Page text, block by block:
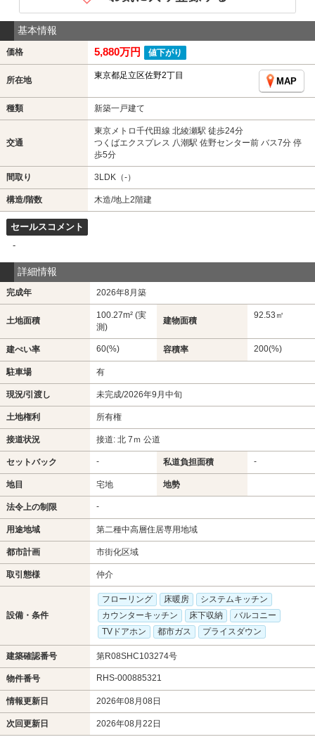
基本情報
価格 5,880万円 値下がり
所在地 東京都足立区佐野2丁目
MAP
種類 新築一戸建て
交通
東京メトロ千代田線 北綾瀬駅 徒歩24分
つくばエクスプレス 八潮駅 佐野センター前 バス7分 停
歩5分
間取り 3LDK（-）
構造/階数 木造/地上2階建
セールスコメント
-
詳細情報
完成年 2026年8月築
土地面積
100.27m² (実
測)
建物面積
92.53㎡
建ぺい率 60(%) 容積率 200(%)
駐車場 有
現況/引渡し 未完成/2026年9月中旬
土地権利 所有権
接道状況 接道: 北 7ｍ 公道
セットバック - 私道負担面積 -
地目 宅地 地勢
法令上の制限 -
用途地域 第二種中高層住居専用地域
都市計画 市街化区域
取引態様 仲介
設備・条件
フローリング 床暖房
システムキッチン
カウンターキッチン
床下収納
バルコニー
TVドアホン
都市ガス プライスダウン
建築確認番号 第R08SHC103274号
物件番号 RHS-000885321
情報更新日 2026年08月08日
次回更新日 2026年08月22日